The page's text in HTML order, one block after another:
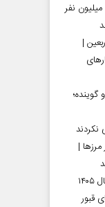
آمار معلولیت در ایران | بیش از ۱۰.۵ میلیون نفر
|
گوینده؛
اربعین ۱۴۰۵ در مرز‌ها |
قیمت قبر در بهشت زهرا (س) در سال ۱۴۰۵
قبور